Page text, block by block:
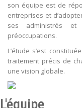
son équipe est de
entreprises et
ses administrés
préoccupations.
L’étude s’est
traitement précis de
une vision globale.
L'équipe